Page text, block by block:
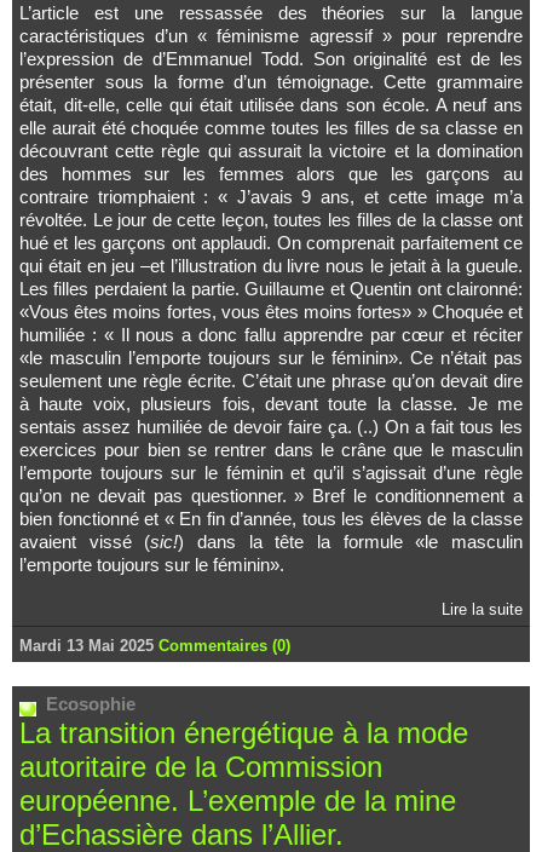
L’article est une ressassée des théories sur la langue
caractéristiques d’un « féminisme agressif » pour reprendre
l’expression de d’Emmanuel Todd. Son originalité est de les
présenter sous la forme d’un témoignage. Cette grammaire
était, dit-elle, celle qui était utilisée dans son école. A neuf ans
elle aurait été choquée comme toutes les filles de sa classe en
découvrant cette règle qui assurait la victoire et la domination
des hommes sur les femmes alors que les garçons au
contraire triomphaient : « J’avais 9 ans, et cette image m’a
révoltée. Le jour de cette leçon, toutes les filles de la classe ont
hué et les garçons ont applaudi. On comprenait parfaitement ce
qui était en jeu –et l’illustration du livre nous le jetait à la gueule.
Les filles perdaient la partie. Guillaume et Quentin ont claironné:
«Vous êtes moins fortes, vous êtes moins fortes» » Choquée et
humiliée : « Il nous a donc fallu apprendre par cœur et réciter
«le masculin l’emporte toujours sur le féminin». Ce n’était pas
seulement une règle écrite. C’était une phrase qu’on devait dire
à haute voix, plusieurs fois, devant toute la classe. Je me
sentais assez humiliée de devoir faire ça. (..) On a fait tous les
exercices pour bien se rentrer dans le crâne que le masculin
l’emporte toujours sur le féminin et qu’il s’agissait d’une règle
qu’on ne devait pas questionner. » Bref le conditionnement a
bien fonctionné et « En fin d’année, tous les élèves de la classe
avaient vissé (sic!) dans la tête la formule «le masculin
l’emporte toujours sur le féminin».
Lire la suite
Mardi 13 Mai 2025 Commentaires (0)
Ecosophie
La transition énergétique à la mode
autoritaire de la Commission
européenne. L’exemple de la mine
d’Echassière dans l’Allier.